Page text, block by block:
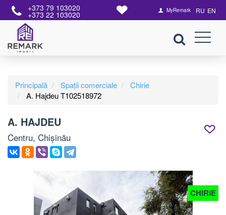
+373 79 103020
+373 22 103020 MyRemark RU EN
Principală Spații comerciale
Chirie
A. Hajdeu T102518972
CHIRIE
A. HAJDEU
Centru, Chișinău